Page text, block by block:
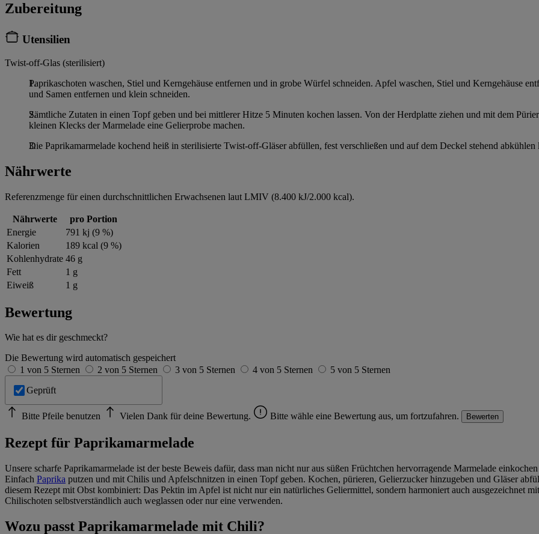
Zubereitung
Utensilien
Twist-off-Glas (sterilisiert)
Paprikaschoten waschen, Stiel und Kerngehäuse entfernen und in grobe Würfel schneiden. Apfel waschen, Stiel und Kerngehäuse
und Samen entfernen und klein schneiden.
Sämtliche Zutaten in einen Topf geben und bei mittlerer Hitze 5 Minuten kochen lassen. Von der Herdplatte ziehen und mit dem
kleinen Klecks der Marmelade eine Gelierprobe machen.
Die Paprikamarmelade kochend heiß in sterilisierte Twist-off-Gläser abfüllen, fest verschließen und auf dem Deckel stehend
Nährwerte
Referenzmenge für einen durchschnittlichen Erwachsenen laut LMIV (8.400 kJ/2.000 kcal).
Nährwerte
pro Portion
Energie
791 kj (9 %)
Kalorien
189 kcal (9 %)
Kohlenhydrate 46 g
Fett
1 g
Eiweiß
1 g
Bewertung
Wie hat es dir geschmeckt?
Die Bewertung wird automatisch gespeichert
1 von 5 Sternen
2 von 5 Sternen 3 von 5 Sternen 4 von 5 Sternen
5 von 5 Sternen
Geprüft
Bitte Pfeile benutzen Vielen Dank für deine Bewertung. Bitte wähle eine Bewertung aus, um fortzufahren. Bewerten
Rezept für Paprikamarmelade
Unsere scharfe Paprikamarmelade ist der beste Beweis dafür, dass man nicht nur aus süßen Früchtchen hervorragende Marmelade
Einfach Paprika putzen und mit Chilis und Apfelschnitzen in einen Topf geben. Kochen, pürieren, Gelierzucker hinzugeben und Gläser
diesem Rezept mit Obst kombiniert: Das Pektin im Apfel ist nicht nur ein natürliches Geliermittel, sondern harmoniert auch ausgezeichnet
Chilischoten selbstverständlich auch weglassen oder nur eine verwenden.
Wozu passt Paprikamarmelade mit Chili?